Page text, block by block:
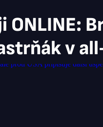
ONLINE:
v